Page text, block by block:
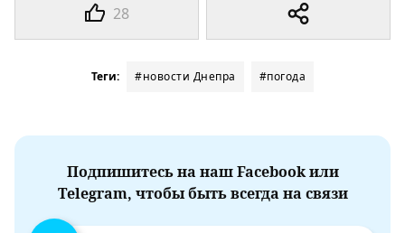
28
Теги: #новости Днепра #погода
Подпишитесь на наш Facebook или
Telegram, чтобы быть всегда на связи